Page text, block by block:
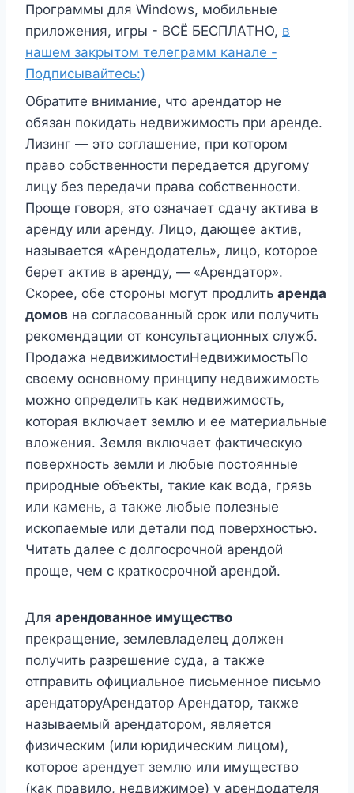
Программы для Windows, мобильные
приложения, игры - ВСЁ БЕСПЛАТНО, в
нашем закрытом телеграмм канале -
Подписывайтесь:)
Обратите внимание, что арендатор не
обязан покидать недвижимость при аренде.
Лизинг — это соглашение, при котором
право собственности передается другому
лицу без передачи права собственности.
Проще говоря, это означает сдачу актива в
аренду или аренду. Лицо, дающее актив,
называется «Арендодатель», лицо, которое
берет актив в аренду, — «Арендатор».
Скорее, обе стороны могут продлить аренда
домов на согласованный срок или получить
рекомендации от консультационных служб.
Продажа недвижимостиНедвижимостьПо
своему основному принципу недвижимость
можно определить как недвижимость,
которая включает землю и ее материальные
вложения. Земля включает фактическую
поверхность земли и любые постоянные
природные объекты, такие как вода, грязь
или камень, а также любые полезные
ископаемые или детали под поверхностью.
Читать далее с долгосрочной арендой
проще, чем с краткосрочной арендой.
Для арендованное имущество
прекращение, землевладелец должен
получить разрешение суда, а также
отправить официальное письменное письмо
арендаторуАрендатор Арендатор, также
называемый арендатором, является
физическим (или юридическим лицом),
которое арендует землю или имущество
(как правило, недвижимое) у арендодателя